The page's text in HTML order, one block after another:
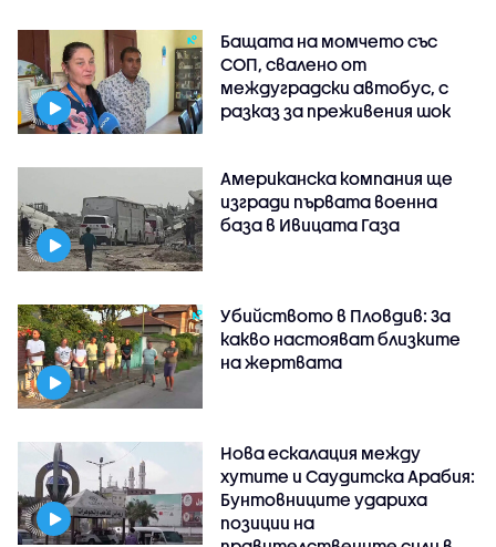
Бащата на момчето със
СОП, свалено от
междуградски автобус, с
разказ за преживения шок
Американска компания ще
изгради първата военна
база в Ивицата Газа
Убийството в Пловдив: За
какво настояват близките
на жертвата
Нова ескалация между
хутите и Саудитска Арабия:
Бунтовниците удариха
позиции на